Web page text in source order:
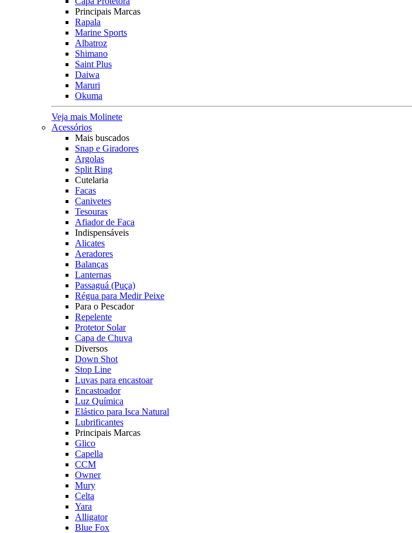
Principais Marcas
Rapala
Marine Sports
Albatroz
Shimano
Saint Plus
Daiwa
Maruri
Okuma
Veja mais Molinete
Acessórios
Mais buscados
Snap e Giradores
Argolas
Split Ring
Cutelaria
Facas
Canivetes
Tesouras
Afiador de Faca
Indispensáveis
Alicates
Aeradores
Balanças
Lanternas
Passaguá (Puça)
Régua para Medir Peixe
Para o Pescador
Repelente
Protetor Solar
Capa de Chuva
Diversos
Down Shot
Stop Line
Luvas para encastoar
Encastoador
Luz Química
Elástico para Isca Natural
Lubrificantes
Principais Marcas
Glico
Capella
CCM
Owner
Mury
Celta
Yara
Alligator
Blue Fox